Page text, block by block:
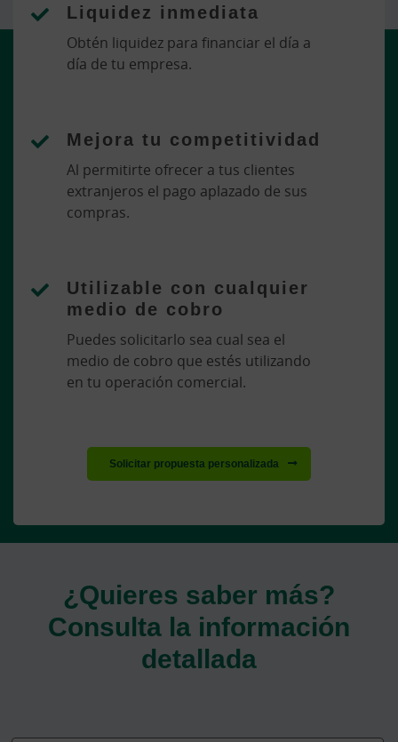
Liquidez inmediata
Obtén liquidez para financiar el día a
día de tu empresa.
Mejora tu competitividad
Al permitirte ofrecer a tus clientes
extranjeros el pago aplazado de sus
compras.
Utilizable con cualquier
medio de cobro
Puedes solicitarlo sea cual sea el
medio de cobro que estés utilizando
en tu operación comercial.
Solicitar propuesta personalizada
¿Quieres saber más?
Consulta la información
detallada